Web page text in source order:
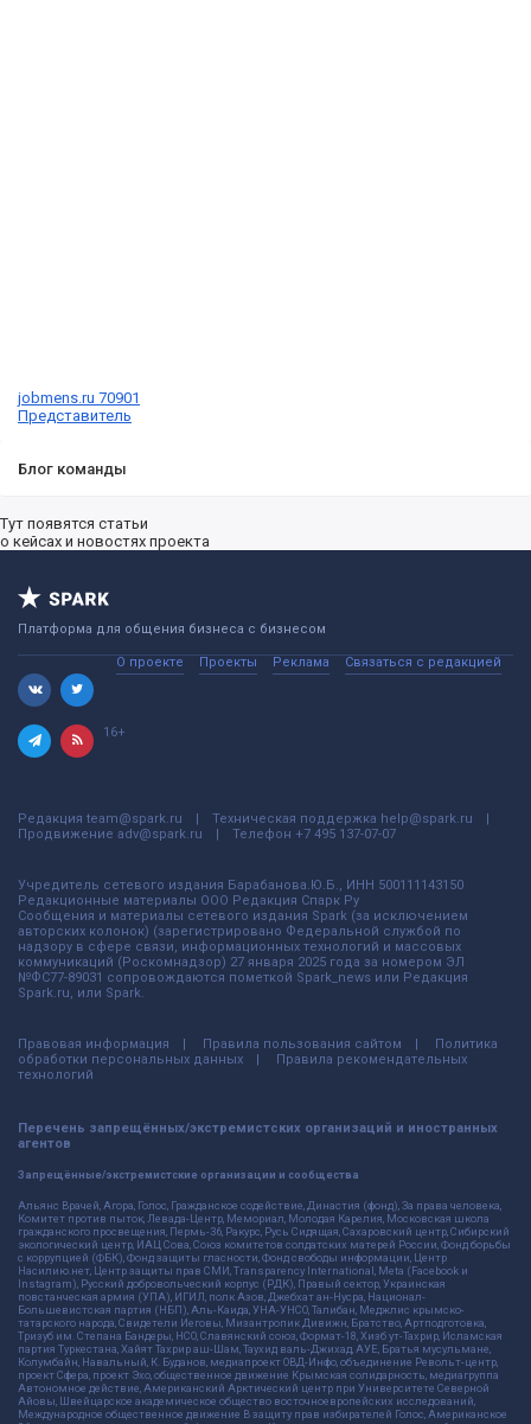
jobmens.ru 70901
Представитель
Блог команды
Тут появятся статьи
о кейсах и новостях проекта
Платформа для общения бизнеса с бизнесом
О проекте Проекты Реклама Связаться с редакцией
16+
Редакция team@spark.ru Техническая поддержка help@spark.ru
Продвижение adv@spark.ru Телефон +7 495 137-07-07
Учредитель сетевого издания Барабанова.Ю.Б., ИНН 500111143150
Редакционные материалы ООО Редакция Спарк Ру
Сообщения и материалы сетевого издания Spark (за исключением
авторских колонок) (зарегистрировано Федеральной службой по
надзору в сфере связи, информационных технологий и массовых
коммуникаций (Роскомнадзор) 27 января 2025 года за номером ЭЛ
№ФС77-89031 сопровождаются пометкой Spark_news или Редакция
Spark.ru, или Spark.
Правовая информация Правила пользования сайтом
Политика
обработки персональных данных
Правила рекомендательных
технологий
Перечень запрещённых/экстремистских организаций и иностранных
агентов
Запрещённые/экстремистские организации и сообщества
Альянс Врачей, Агора, Голос, Гражданское содействие, Династия (фонд), За права человека,
Комитет против пыток, Левада-Центр, Мемориал, Молодая Карелия, Московская школа
гражданского просвещения, Пермь-36, Ракурс, Русь Сидящая, Сахаровский центр, Сибирский
экологический центр, ИАЦ Сова, Союз комитетов солдатских матерей России, Фонд борьбы
с коррупцией (ФБК), Фонд защиты гласности, Фонд свободы информации, Центр
Насилию.нет, Центр защиты прав СМИ, Transparency International, Meta (Facebook и
Instagram), Русский добровольческий корпус (РДК), Правый сектор, Украинская
повстанческая армия (УПА), ИГИЛ, полк Азов, Джебхат ан-Нусра, Национал-
Большевистская партия (НБП), Аль-Каида, УНА-УНСО, Талибан, Меджлис крымско-
татарского народа, Свидетели Иеговы, Мизантропик Дивижн, Братство, Артподготовка,
Тризуб им. Степана Бандеры, НСО, Славянский союз, Формат-18, Хизб ут-Тахрир, Исламская
партия Туркестана, Хайят Тахрир аш-Шам, Таухид валь-Джихад, АУЕ, Братья мусульмане,
Колумбайн, Навальный, К. Буданов, медиапроект ОВД-Инфо, объединение Револьт-центр,
проект Сфера, проект Эхо, общественное движение Крымская солидарность, медиагруппа
Автономное действие, Американский Арктический центр при Университете Северной
Айовы, Швейцарское академическое общество восточноевропейских исследований,
Международное общественное движение В защиту прав избирателей Голос, Американское